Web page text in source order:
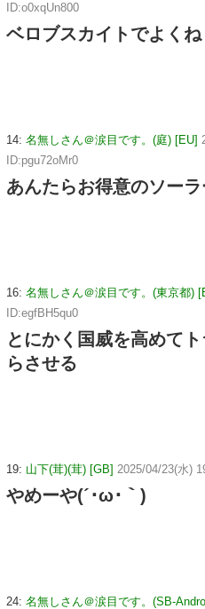
ID:o0xqUn800
ベロブスカイトでよくね
14: 名無しさん＠涙目です。(庭) [EU]
ID:pgu72oMr0
あんたらお得意のソー
16: 名無しさん＠涙目です。(東京都)
ID:egfBH5qu0
とにかく国威を高めて
らさせる
19: 山下(茸)(茸) [GB] 2025/04/23(水)
やめーや(´･ω･｀)
24: 名無しさん＠涙目です。(SB-